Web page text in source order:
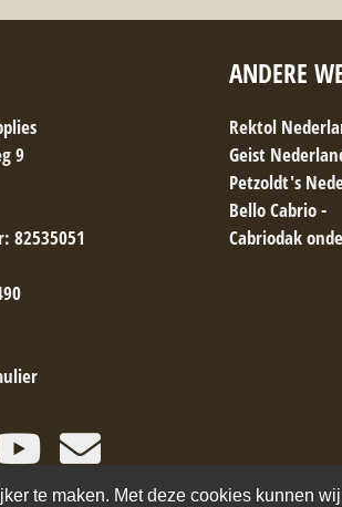
te maken. Met deze cookies kunnen
9
82535051
ANDERE
Rektol
Geist
Petzoldt's
Bello Cabrio -
Cabriodak